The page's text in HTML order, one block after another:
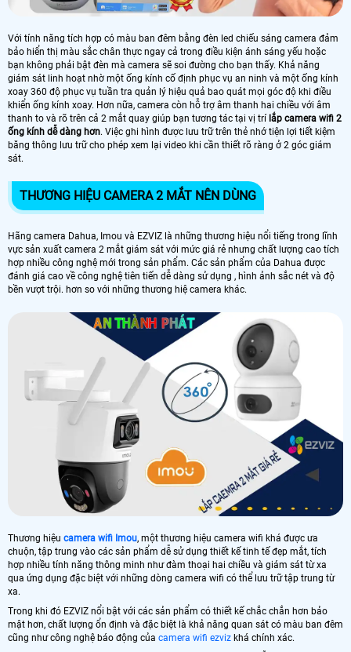
Với tính năng tích hợp có màu ban đêm bằng đèn led chiếu sáng camera đảm
bảo hiển thị màu sắc chân thực ngay cả trong điều kiện ánh sáng yếu hoặc
bạn không phải bật đèn mà camera sẽ soi đường cho bạn thấy. Khả năng
giám sát linh hoạt nhờ một ống kính cố định phục vụ an ninh và một ống kính
xoay 360 độ phục vụ tuần tra quản lý hiệu quả bao quát mọi góc độ khi điều
khiển ống kính xoay. Hơn nữa, camera còn hỗ trợ âm thanh hai chiều với âm
thanh to và rõ trên cả 2 mắt quay giúp bạn tương tác tại vị trí lắp camera wifi 2
ống kính dễ dàng hơn. Việc ghi hình được lưu trữ trên thẻ nhớ tiện lợi tiết kiệm
băng thông lưu trữ cho phép xem lại video khi cần thiết rõ ràng ở 2 góc giám
sát.
THƯƠNG HIỆU CAMERA 2 MẮT NÊN DÙNG
Hãng camera Dahua, Imou và EZVIZ là những thương hiệu nổi tiếng trong lĩnh
vực sản xuất camera 2 mắt giám sát với mức giá rẻ nhưng chất lượng cao tích
hợp nhiều công nghệ mới trong sản phẩm. Các sản phẩm của Dahua được
đánh giá cao về công nghệ tiên tiến dễ dàng sử dụng , hình ảnh sắc nét và độ
bền vượt trội. hơn so với những thương hiệ camera khác.
Thương hiệu camera wifi Imou, một thương hiệu camera wifi khá được ưa
chuộn, tập trung vào các sản phẩm dễ sử dụng thiết kế tinh tế đẹp mắt, tích
hợp nhiều tính năng thông minh như đàm thoại hai chiều và giám sát từ xa
qua ứng dụng đặc biệt với những dòng camera wifi có thể lưu trữ tập trung từ
xa.
Trong khi đó EZVIZ nổi bật với các sản phẩm có thiết kế chắc chắn hơn bảo
mật hơn, chất lượng ổn định và đặc biệt là khả năng quan sát có màu ban đêm
cũng như công nghệ báo động của camera wifi ezviz khá chính xác.